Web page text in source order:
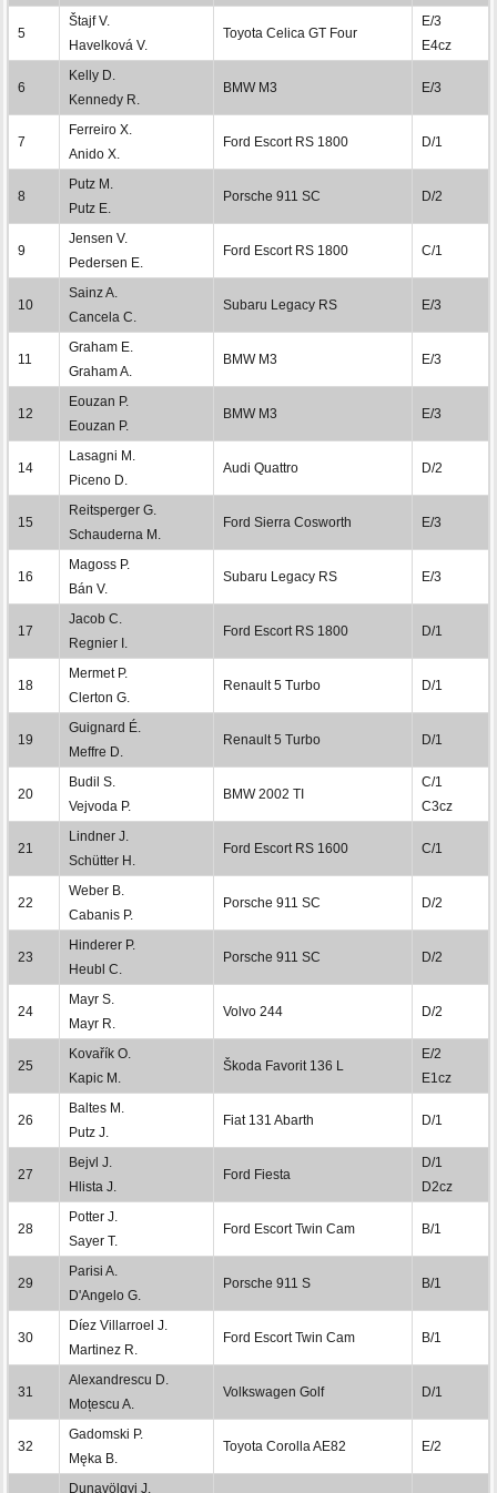
5
Štajf V.
Havelková V.
Toyota Celica GT Four
E/3
E4cz
6
Kelly D.
Kennedy R.
BMW M3 E/3
7
Ferreiro X.
Anido X.
Ford Escort RS 1800 D/1
8
Putz M.
Putz E.
Porsche 911 SC D/2
9
Jensen V.
Pedersen E.
Ford Escort RS 1800 C/1
10
Sainz A.
Cancela C.
Subaru Legacy RS E/3
11
Graham E.
Graham A.
BMW M3 E/3
12
Eouzan P.
Eouzan P.
BMW M3 E/3
14
Lasagni M.
Piceno D.
Audi Quattro D/2
15
Reitsperger G.
Schauderna M.
Ford Sierra Cosworth E/3
16
Magoss P.
Bán V.
Subaru Legacy RS E/3
17
Jacob C.
Regnier I.
Ford Escort RS 1800 D/1
18
Mermet P.
Clerton G.
Renault 5 Turbo D/1
19
Guignard É.
Meffre D.
Renault 5 Turbo D/1
20
Budil S.
Vejvoda P.
BMW 2002 TI
C/1
C3cz
21
Lindner J.
Schütter H.
Ford Escort RS 1600 C/1
22
Weber B.
Cabanis P.
Porsche 911 SC D/2
23
Hinderer P.
Heubl C.
Porsche 911 SC D/2
24
Mayr S.
Mayr R.
Volvo 244 D/2
25
Kovařík O.
Kapic M.
Škoda Favorit 136 L
E/2
E1cz
26
Baltes M.
Putz J.
Fiat 131 Abarth D/1
27
Bejvl J.
Hlista J.
Ford Fiesta
D/1
D2cz
28
Potter J.
Sayer T.
Ford Escort Twin Cam B/1
29
Parisi A.
D'Angelo G.
Porsche 911 S B/1
30
Díez Villarroel J.
Martinez R.
Ford Escort Twin Cam B/1
31
Alexandrescu D.
Moțescu A.
Volkswagen Golf D/1
32
Gadomski P.
Męka B.
Toyota Corolla AE82 E/2
Dunavölgyi J.